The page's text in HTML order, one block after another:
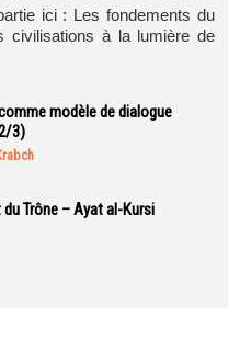
ici : Les fondements du
civilisations à la lumière de
modèle de dialogue
3)
Trône – Ayat al-Kursi